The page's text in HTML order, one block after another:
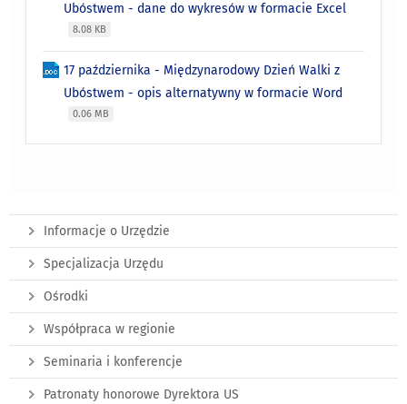
Ubóstwem - dane do wykresów w formacie Excel
8.08 KB
17 października - Międzynarodowy Dzień Walki z
Ubóstwem - opis alternatywny w formacie Word
0.06 MB
Informacje o Urzędzie
Specjalizacja Urzędu
Ośrodki
Współpraca w regionie
Seminaria i konferencje
Patronaty honorowe Dyrektora US